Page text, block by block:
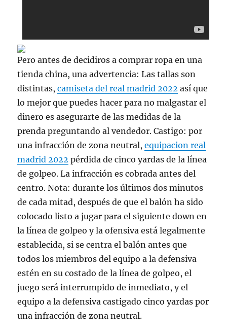
Pero antes de decidiros a comprar ropa en una
tienda china, una advertencia: Las tallas son
distintas,camiseta del real madrid 2022 así que
lo mejor que puedes hacer para no malgastar el
dinero es asegurarte de las medidas de la
prenda preguntando al vendedor. Castigo: por
una infracción de zona neutral,equipacion real
madrid 2022 pérdida de cinco yardas de la línea
de golpeo. La infracción es cobrada antes del
centro. Nota: durante los últimos dos minutos
de cada mitad, después de que el balón ha sido
colocado listo a jugar para el siguiente down en
la línea de golpeo y la ofensiva está legalmente
establecida, si se centra el balón antes que
todos los miembros del equipo a la defensiva
estén en su costado de la línea de golpeo, el
juego será interrumpido de inmediato, y el
equipo a la defensiva castigado cinco yardas por
una infracción de zona neutral.